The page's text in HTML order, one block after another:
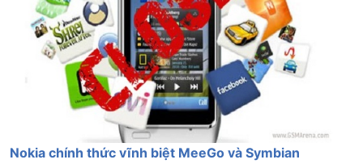
Nokia chính thức vĩnh biệt MeeGo và Symbian